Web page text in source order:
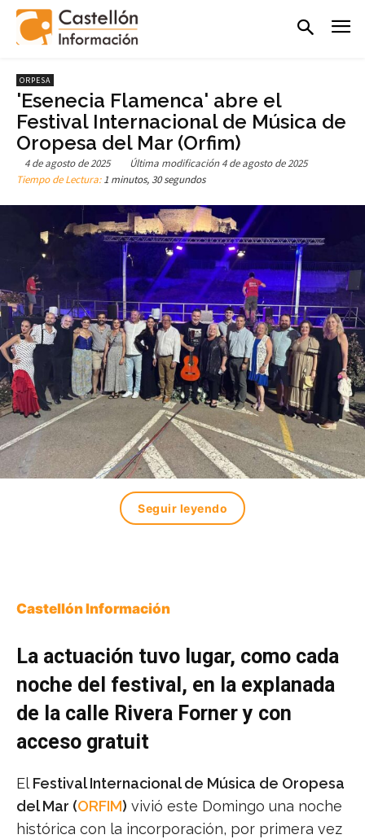
ORPESA
'Esenecia Flamenca' abre el
Festival Internacional de Música de
Oropesa del Mar (Orfim)
4 de agosto de 2025 Última modificación 4 de agosto de 2025
Tiempo de Lectura:1 minutos, 30 segundos
Seguir leyendo
Castellón Información
La actuación tuvo lugar, como cada
noche del festival, en la explanada
de la calle Rivera Forner y con
acceso gratuit
El Festival Internacional de Música de Oropesa
del Mar (ORFIM) vivió este Domingo una noche
histórica con la incorporación, por primera vez